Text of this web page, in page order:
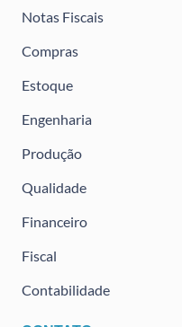
Notas Fiscais
Compras
Estoque
Engenharia
Produção
Qualidade
Financeiro
Fiscal
Contabilidade